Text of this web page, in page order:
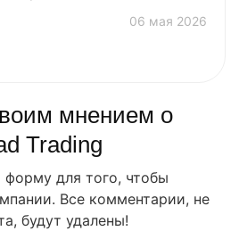
06 мая 2026
мнением о
Trading
для того, чтобы
Все комментарии, не
будут удалены!